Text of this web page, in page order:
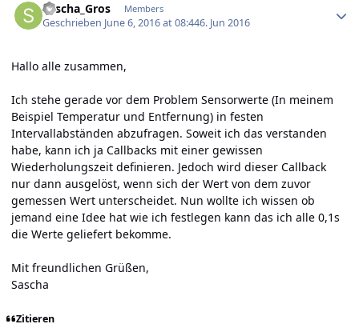
Sascha_Gros Members
Geschrieben June 6, 2016 at 08:446. Jun 2016
Hallo alle zusammen,
Ich stehe gerade vor dem Problem Sensorwerte (In meinem
Beispiel Temperatur und Entfernung) in festen
Intervallabständen abzufragen. Soweit ich das verstanden
habe, kann ich ja Callbacks mit einer gewissen
Wiederholungszeit definieren. Jedoch wird dieser Callback
nur dann ausgelöst, wenn sich der Wert von dem zuvor
gemessen Wert unterscheidet. Nun wollte ich wissen ob
jemand eine Idee hat wie ich festlegen kann das ich alle 0,1s
die Werte geliefert bekomme.
Mit freundlichen Grüßen,
Sascha
Zitieren